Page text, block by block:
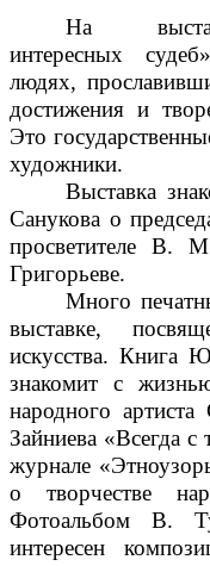
На
интересных
людях,
достижения и
Это
художники.
Выставка
Санукова о
просветителе В.
Григорьеве.
Много
выставке,
искусства. Книга
знакомит с
народного
Зайниева «Всегда
журнале
о творчестве
Фотоальбом В.
интересен